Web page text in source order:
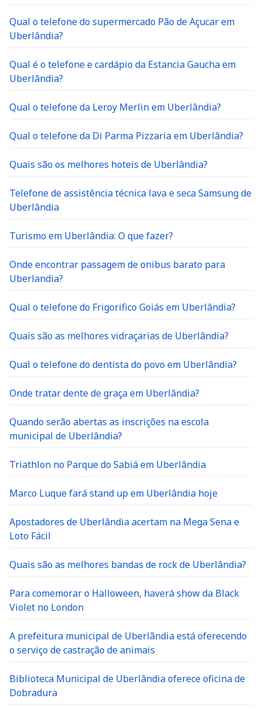
Qual o telefone do supermercado Pão de Açucar em
Uberlândia?
Qual é o telefone e cardápio da Estancia Gaucha em
Uberlândia?
Qual o telefone da Leroy Merlin em Uberlândia?
Qual o telefone da Di Parma Pizzaria em Uberlândia?
Quais são os melhores hoteis de Uberlândia?
Telefone de assistência técnica lava e seca Samsung de
Uberlândia
Turismo em Uberlândia: O que fazer?
Onde encontrar passagem de onibus barato para
Uberlandia?
Qual o telefone do Frigorifico Goiás em Uberlândia?
Quais são as melhores vidraçarias de Uberlândia?
Qual o telefone do dentista do povo em Uberlândia?
Onde tratar dente de graça em Uberlândia?
Quando serão abertas as inscrições na escola
municipal de Uberlândia?
Triathlon no Parque do Sabiá em Uberlândia
Marco Luque fará stand up em Uberlândia hoje
Apostadores de Uberlândia acertam na Mega Sena e
Loto Fácil
Quais são as melhores bandas de rock de Uberlândia?
Para comemorar o Halloween, haverá show da Black
Violet no London
A prefeitura municipal de Uberlãndia está oferecendo
o serviço de castração de animais
Biblioteca Municipal de Uberlândia oferece oficina de
Dobradura